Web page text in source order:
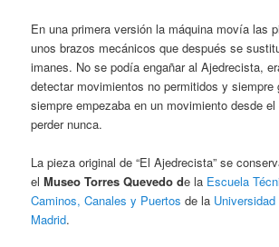
En una primera versión la máquina movía las
unos brazos mecánicos que después se
imanes. No se podía engañar al Ajedrecista,
detectar movimientos no permitidos y siempre
siempre empezaba en un movimiento desde
perder nunca.
La pieza original de “El Ajedrecista” se
elMuseo Torres Quevedo de la Escuela
Caminos, Canales y Puertos de la
Madrid.